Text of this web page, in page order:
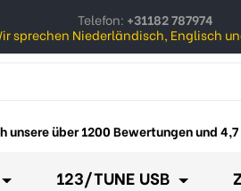
Telefon: +31182 787974
sprechen Niederländisch, Englisch
unsere über 1200 Bewertungen und 4,7
123/TUNE USB